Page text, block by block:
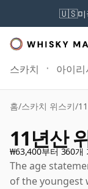
🇺🇸
스카치 아이리
홈/스카치 위스키/
11년산
₩63,400부터 360개
The age
of the youngest